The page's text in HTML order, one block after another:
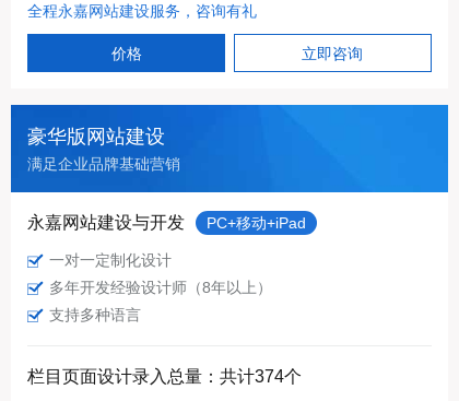
全程永嘉网站建设服务，咨询有礼
价格 立即咨询
豪华版网站建设
满足企业品牌基础营销
永嘉网站建设与开发 PC+移动+iPad
一对一定制化设计
多年开发经验设计师（8年以上）
支持多种语言
栏目页面设计录入总量：共计374个